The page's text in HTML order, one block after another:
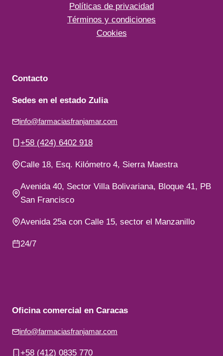
Políticas de privacidad
Términos y condiciones
Cookies
Contacto
Sedes en el estado Zulia
info@farmaciasfranjamar.com
+58 (424) 6402 918
Calle 18, Esq. Kilómetro 4, Sierra Maestra
Avenida 40, Sector Villa Bolivariana, Bloque 41, PB
San Francisco
Avenida 25a con Calle 15, sector el Manzanillo
24/7
Oficina comercial en Caracas
info@farmaciasfranjamar.com
+58 (412) 0835 770